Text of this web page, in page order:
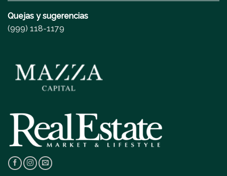
Quejas y sugerencias
(999) 118-1179